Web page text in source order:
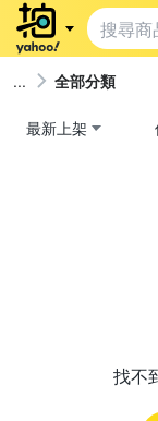
全部分類
最新上架
找不